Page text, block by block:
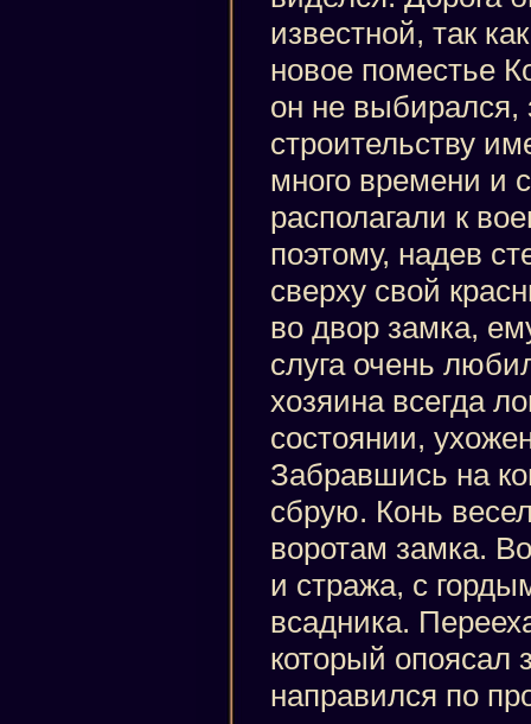
известной, так
новое поместье
он не выбирался,
строительству
много времени и
располагали к
поэтому, надев
сверху свой
во двор замка,
слуга очень
хозяина всегда
состоянии,
Забравшись на
сбрую. Конь
воротам замка.
и стража, с
всадника.
который опоясал
направился по